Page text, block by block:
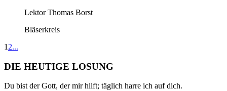
Lektor Thomas Borst
Bläserkreis
1 2...
DIE HEUTIGE LOSUNG
Du bist der Gott, der mir hilft; täglich harre ich auf dich.